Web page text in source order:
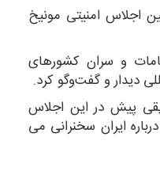
اجلاس امنیتی مونیخ
و سران کشورهای
دیدار و گفت‌وگو کرد.
پیش در این اجلاس
ایران سخنرانی می